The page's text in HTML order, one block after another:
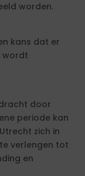
worden.
kans dat er
wordt
door
periode kan
zich in
verlengen tot
en